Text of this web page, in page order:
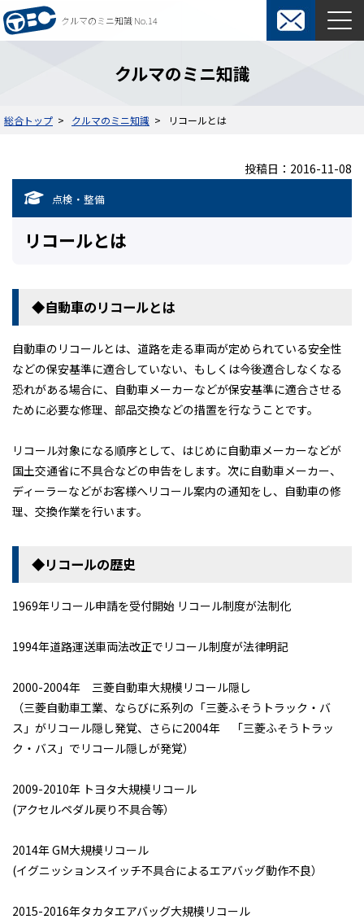
クルマのミニ知識 No.14
東京ビジネスカーズ総合TOP
マンスリーレンタカー
オプション
契約について
ウィークリーレンタカー
ご利用の流れ
契約について
よくある質問
通勤用短期カーリース
軽貨物カーリース
ＴＢカーズの「くるまづくり」
クルマのミニ知識
総合トップ クルマのミニ知識 リコールとは
投稿日：2016-11-08
点検・整備
リコールとは
◆自動車のリコールとは
自動車のリコールとは、道路を走る車両が定められている安全性
などの保安基準に適合していない、もしくは今後適合しなくなる
恐れがある場合に、自動車メーカーなどが保安基準に適合させる
ために必要な修理、部品交換などの措置を行なうことです。
リコール対象になる順序として、はじめに自動車メーカーなどが
国土交通省に不具合などの申告をします。次に自動車メーカー、
ディーラーなどがお客様へリコール案内の通知をし、自動車の修
理、交換作業を行います。
◆リコールの歴史
1969年リコール申請を受付開始 リコール制度が法制化
1994年道路運送車両法改正でリコール制度が法律明記
2000-2004年 三菱自動車大規模リコール隠し
（三菱自動車工業、ならびに系列の「三菱ふそうトラック・バ
ス」がリコール隠し発覚、さらに2004年 「三菱ふそうトラッ
ク・バス」でリコール隠しが発覚）
2009-2010年 トヨタ大規模リコール
(アクセルペダル戻り不具合等）
2014年 GM大規模リコール
(イグニッションスイッチ不具合によるエアバッグ動作不良）
2015-2016年タカタエアバッグ大規模リコール